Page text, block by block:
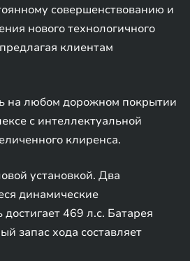
совершенствованию и
нового технологичного
клиентам
на любом дорожном покрытии
с интеллектуальной
клиренса.
установкой. Два
динамические
469 л.с. Батарея
запас хода составляет